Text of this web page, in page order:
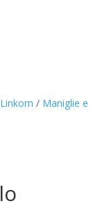
Linkom / Maniglie e